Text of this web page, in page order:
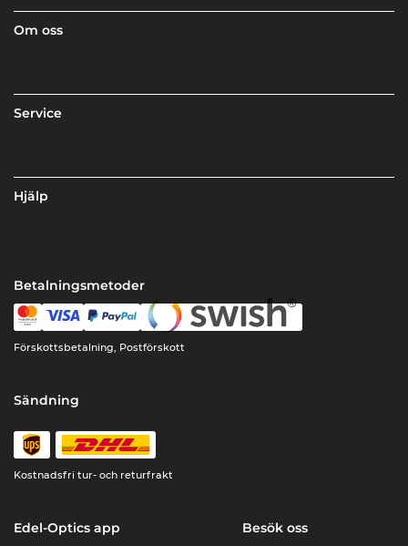
Om oss
Service
Hjälp
Betalningsmetoder
Förskottsbetalning, Postförskott
Sändning
Kostnadsfri tur- och returfrakt
Edel-Optics app Besök oss